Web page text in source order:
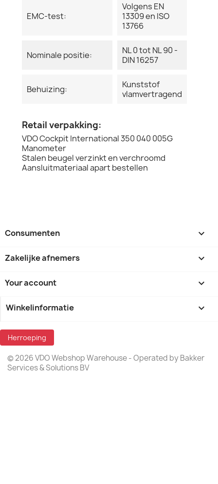
EMC-test:
Volgens EN
13309 en ISO
13766
Nominale positie:
NL 0 tot NL 90 -
DIN 16257
Behuizing:
Kunststof
vlamvertragend
Retail verpakking:
VDO Cockpit International 350 040 005G
Manometer
Stalen beugel verzinkt en verchroomd
Aansluitmateriaal apart bestellen
Consumenten 
Zakelijke afnemers 
Your account 
Winkelinformatie keyboard_arrow_down
Herroeping
© 2026 VDO Webshop Warehouse - Operated by Bakker
Services & Solutions BV